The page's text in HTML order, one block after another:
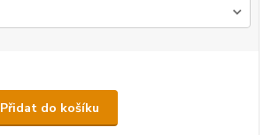
Přidat do košíku